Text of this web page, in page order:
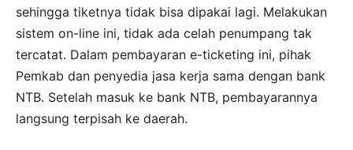
sehingga tiketnya tidak bisa dipakai lagi. Melakukan
sistem on-line ini, tidak ada celah penumpang tak
tercatat. Dalam pembayaran e-ticketing ini, pihak
Pemkab dan penyedia jasa kerja sama dengan bank
NTB. Setelah masuk ke bank NTB, pembayarannya
langsung terpisah ke daerah.